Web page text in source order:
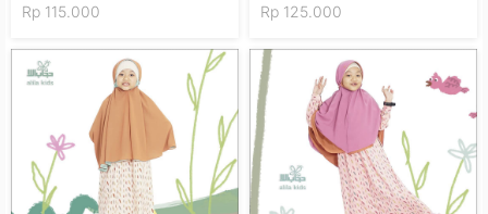
Rp 115.000
Rp 125.000